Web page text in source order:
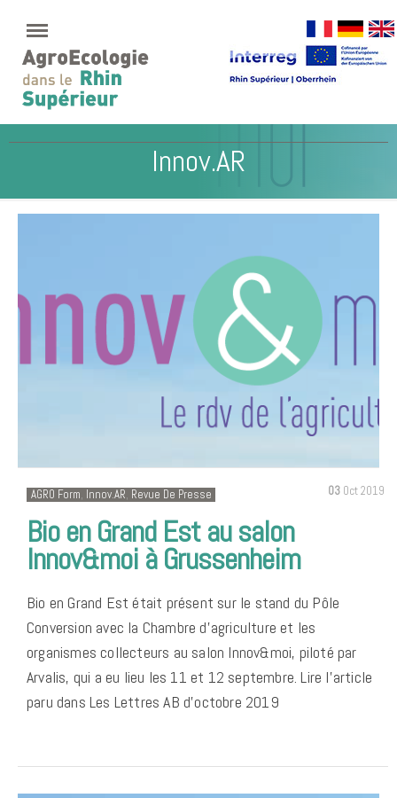
Innov.AR
03 Oct 2019
AGRO Form, Innov.AR, Revue De Presse
Bio en Grand Est au salon
Innov&moi à Grussenheim
Bio en Grand Est était présent sur le stand du Pôle
Conversion avec la Chambre d’agriculture et les
organismes collecteurs au salon Innov&moi, piloté par
Arvalis, qui a eu lieu les 11 et 12 septembre. Lire l’article
paru dans Les Lettres AB d’octobre 2019